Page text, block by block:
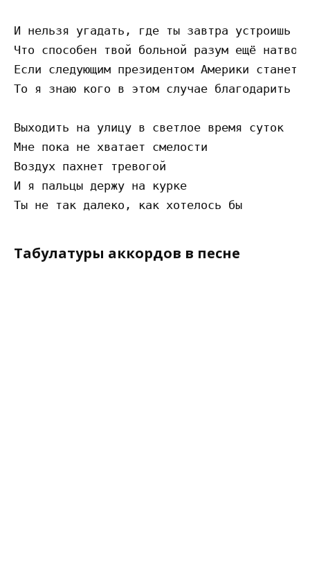
И нельзя угадать, где ты завтра устроишь
Что способен твой больной разум ещё
Если следующим президентом Америки станет
То я знаю кого в этом случае благодарить
Выходить на улицу в светлое время суток
Мне пока не хватает смелости
Воздух пахнет тревогой
И я пальцы держу на курке
Табулатуры аккордов в песне